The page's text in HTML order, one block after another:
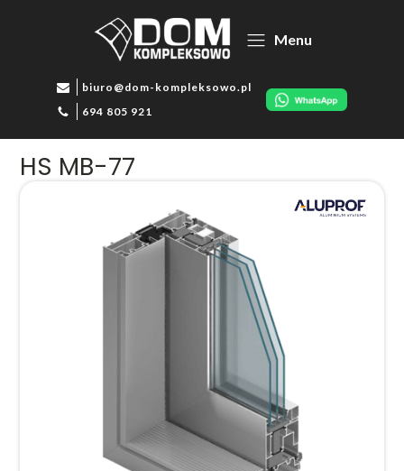
Menu
biuro@dom-kompleksowo.pl
694 805 921
HS MB-77